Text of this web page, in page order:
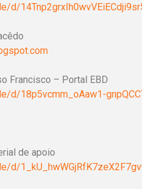
d/
Francisco – Portal EBD
d/18p5vcmm_oAaw1-
de apoio
d/